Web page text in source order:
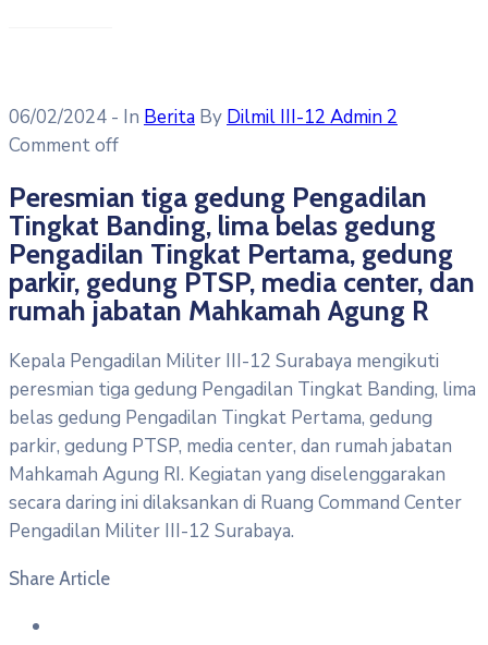
06/02/2024 - In Berita By Dilmil III-12 Admin 2
Comment off
Peresmian tiga gedung Pengadilan
Tingkat Banding, lima belas gedung
Pengadilan Tingkat Pertama, gedung
parkir, gedung PTSP, media center, dan
rumah jabatan Mahkamah Agung R
Kepala Pengadilan Militer III-12 Surabaya mengikuti
peresmian tiga gedung Pengadilan Tingkat Banding, lima
belas gedung Pengadilan Tingkat Pertama, gedung
parkir, gedung PTSP, media center, dan rumah jabatan
Mahkamah Agung RI. Kegiatan yang diselenggarakan
secara daring ini dilaksankan di Ruang Command Center
Pengadilan Militer III-12 Surabaya.
Share Article